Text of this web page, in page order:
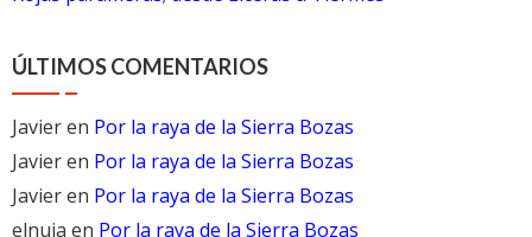
ÚLTIMOS COMENTARIOS
Javieren Por la raya de la Sierra Bozas
Javieren Por la raya de la Sierra Bozas
Javieren Por la raya de la Sierra Bozas
elnuja en Por la raya de la Sierra Bozas